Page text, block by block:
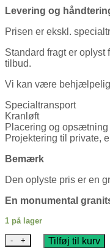
Levering og
Prisen er ekskl.
Standard fragt er
tilbud.
Vi kan være
Specialtransport
Kranløft
Placering og opsætning
Projektering til private,
Bemærk
Den oplyste pris er en
En monumental
1 på lager
Halmstad GranitTilføj til kurv